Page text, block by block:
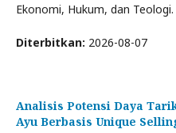
Ekonomi, Hukum, dan Teologi.
Diterbitkan: 2026-08-07
Analisis Potensi Daya
Ayu Berbasis Unique